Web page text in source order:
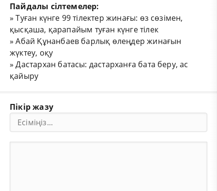
Пайдалы сілтемелер:
»Туған күнге 99 тілектер жинағы: өз сөзімен,
қысқаша, қарапайым туған күнге тілек
»Абай Құнанбаев барлық өлеңдер жинағын
жүктеу, оқу
»Дастархан батасы: дастарханға бата беру, ас
қайыру
Пікір жазу